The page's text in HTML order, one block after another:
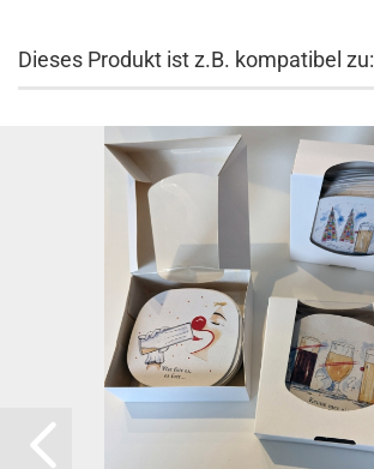
Dieses Produkt ist z.B. kompatibel zu: